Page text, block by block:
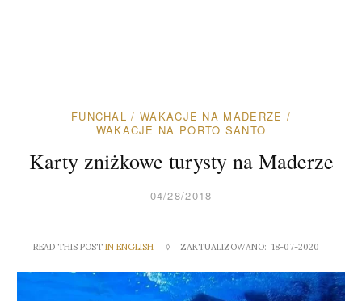
FUNCHAL / WAKACJE NA MADERZE /
WAKACJE NA PORTO SANTO
Karty zniżkowe turysty na Maderze
04/28/2018
READ THIS POST IN ENGLISH ◊ ZAKTUALIZOWANO: 18-07-2020